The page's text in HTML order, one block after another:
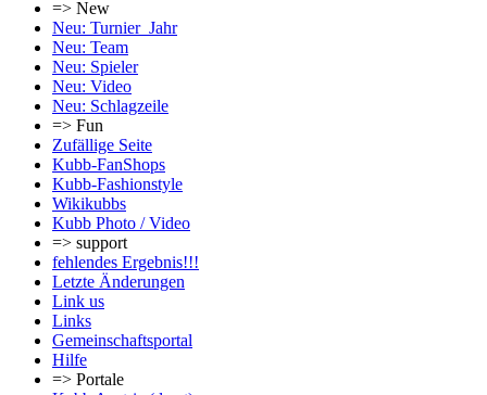
=> New
Neu: Turnier_Jahr
Neu: Team
Neu: Spieler
Neu: Video
Neu: Schlagzeile
=> Fun
Zufällige Seite
Kubb-FanShops
Kubb-Fashionstyle
Wikikubbs
Kubb Photo / Video
=> support
fehlendes Ergebnis!!!
Letzte Änderungen
Link us
Links
Gemeinschafts­portal
Hilfe
=> Portale